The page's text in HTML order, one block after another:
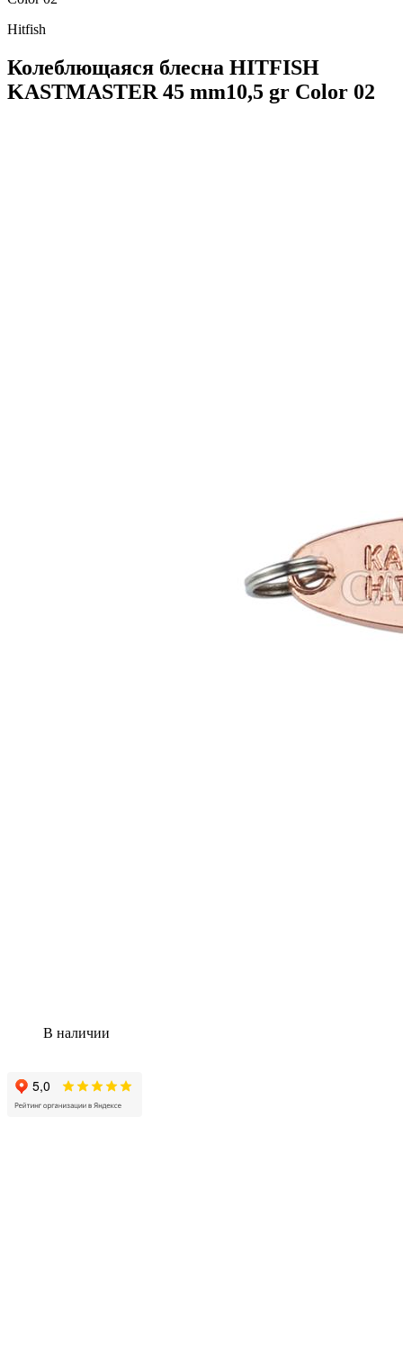
Hitfish
Колеблющаяся блесна HITFISH
KASTMASTER 45 mm10,5 gr Color 02
В наличии